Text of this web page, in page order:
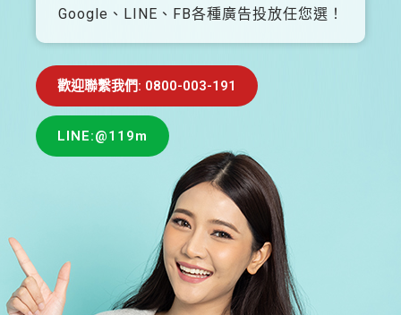
Google、LINE、FB各種廣告投放任您選！
歡迎聯繫我們: 0800-003-191
LINE:@119m